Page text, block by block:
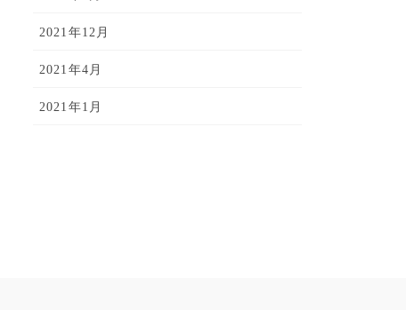
2021年12月
2021年4月
2021年1月